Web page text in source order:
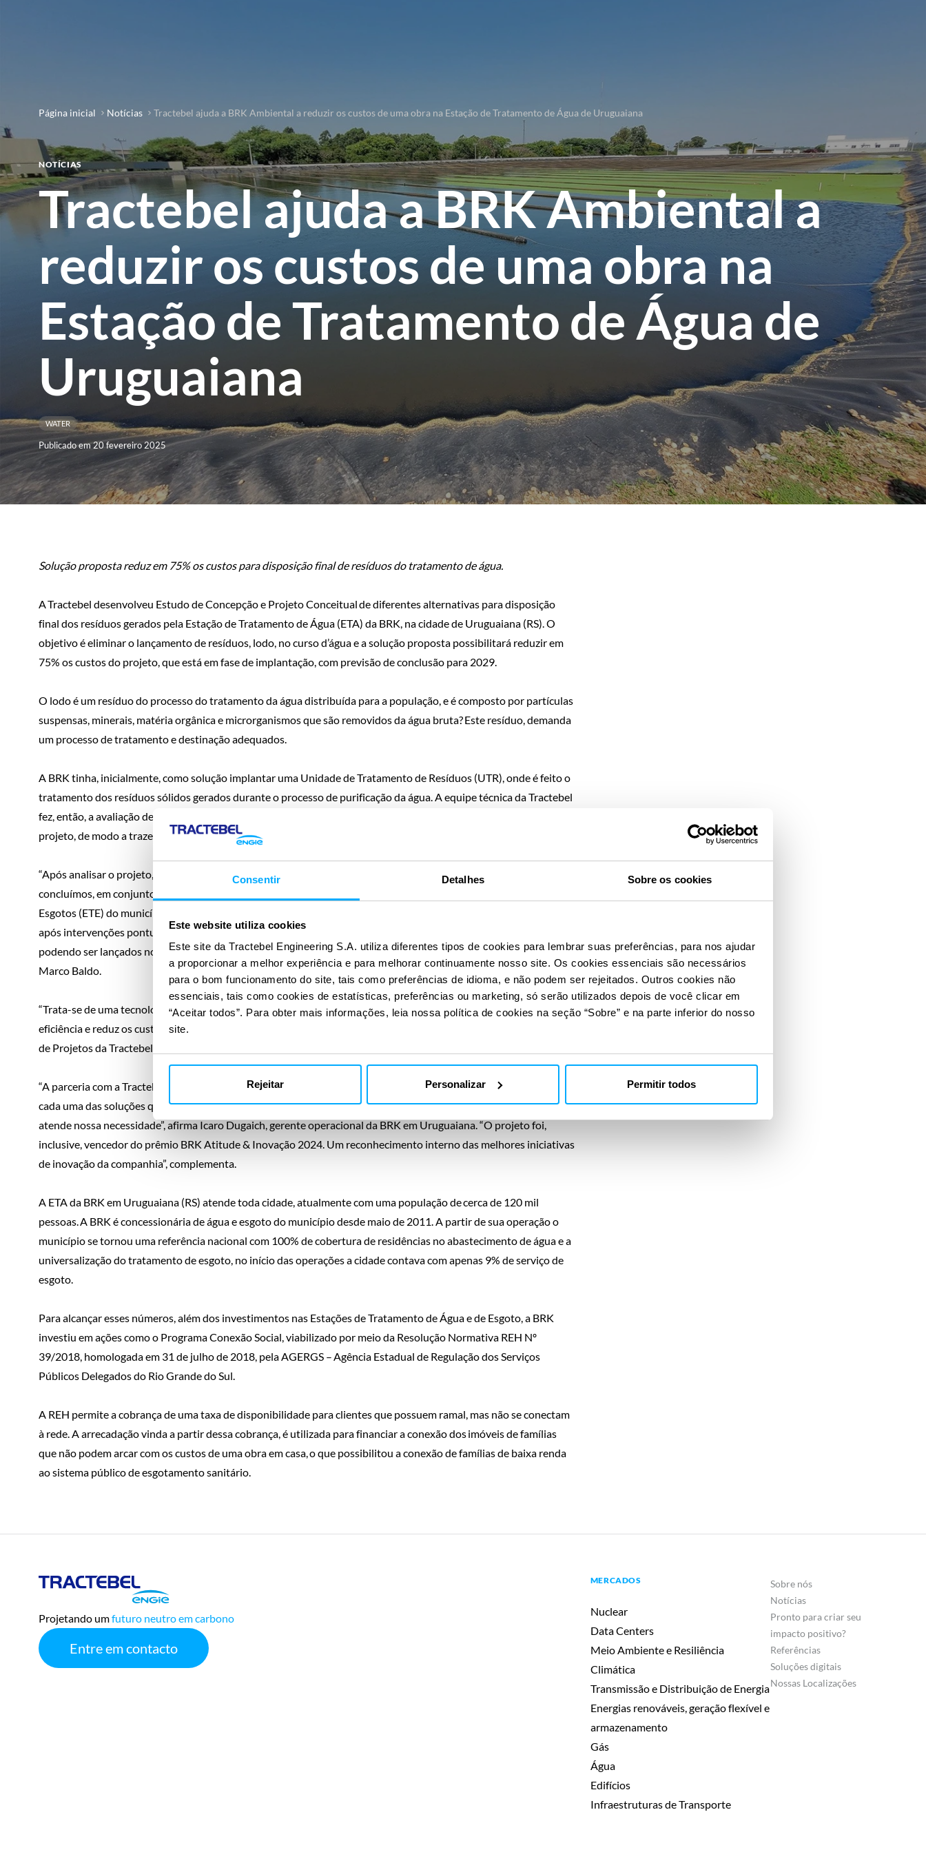
Consentir Detalhes Sobre os cookies
Este website utiliza cookies
Este site da Tractebel Engineering S.A. utiliza diferentes tipos de cookies para lembrar suas preferências, para nos ajudar
a proporcionar a melhor experiência e para melhorar continuamente nosso site. Os cookies essenciais são necessários
para o bom funcionamento do site, tais como preferências de idioma, e não podem ser rejeitados. Outros cookies não
essenciais, tais como cookies de estatísticas, preferências ou marketing, só serão utilizados depois de você clicar em
“Aceitar todos”. Para obter mais informações, leia nossa política de cookies na seção “Sobre” e na parte inferior do nosso
site.
Rejeitar Personalizar Permitir todos
Página inicial Notícias Tractebel ajuda a BRK Ambiental a reduzir os custos de uma obra na Estação de Tratamento de Água de Uruguaiana
NOTÍCIAS
Tractebel ajuda a BRK Ambiental a
reduzir os custos de uma obra na
Estação de Tratamento de Água de
Uruguaiana
WATER
Publicado em 20 fevereiro 2025
Solução proposta reduz em 75% os custos para disposição final de resíduos do tratamento de água.
A Tractebel desenvolveu Estudo de Concepção e Projeto Conceitual de diferentes alternativas para disposição
final dos resíduos gerados pela Estação de Tratamento de Água (ETA) da BRK, na cidade de Uruguaiana (RS). O
objetivo é eliminar o lançamento de resíduos, lodo, no curso d’água e a solução proposta possibilitará reduzir em
75% os custos do projeto, que está em fase de implantação, com previsão de conclusão para 2029.
O lodo é um resíduo do processo do tratamento da água distribuída para a população, e é composto por partículas
suspensas, minerais, matéria orgânica e microrganismos que são removidos da água bruta? Este resíduo, demanda
um processo de tratamento e destinação adequados.
A BRK tinha, inicialmente, como solução implantar uma Unidade de Tratamento de Resíduos (UTR), onde é feito o
tratamento dos resíduos sólidos gerados durante o processo de purificação da água. A equipe técnica da Tractebel
fez, então, a avaliação dessa alternativa, observando alguns pontos que poderiam ser reestudados e detalhando o
projeto, de modo a trazer uma melhor eficiência ao sistema.
“Após analisar o projeto, debater alternativas e conhecer outras soluções também propostas pela BRK,
concluímos, em conjunto, que seria mais prático e econômico levar o lodo da ETA para a Estação de Tratamento de
Esgotos (ETE) do município, também operada pela empresa, através do sistema existente de esgotos sanitário
após intervenções pontuais. Na ETE lodo juntamente com os esgotos sanitário passarão por tratamento adequado
podendo ser lançados no curso d’água”, explica o Gerente de Projetos e especialista em saneamento da Tractebel,
Marco Baldo.
“Trata-se de uma tecnologia pouco convencional para o tipo de aplicação proposto. Esta adequação melhora a
eficiência e reduz os custos de implantação ao utilizar um sistema já existente”, completa o engenheiro e Gerente
de Projetos da Tractebel, Alberto Mancini.
“A parceria com a Tractebel foi fundamental no detalhamento do projeto. Pudemos conhecer todas as variáveis de
cada uma das soluções que tínhamos como alternativas e avaliar, a partir da análise desenvolvida, a que melhor
atende nossa necessidade”, afirma Icaro Dugaich, gerente operacional da BRK em Uruguaiana. “O projeto foi,
inclusive, vencedor do prêmio BRK Atitude & Inovação 2024. Um reconhecimento interno das melhores iniciativas
de inovação da companhia”, complementa.
A ETA da BRK em Uruguaiana (RS) atende toda cidade, atualmente com uma população de cerca de 120 mil
pessoas. A BRK é concessionária de água e esgoto do município desde maio de 2011. A partir de sua operação o
município se tornou uma referência nacional com 100% de cobertura de residências no abastecimento de água e a
universalização do tratamento de esgoto, no início das operações a cidade contava com apenas 9% de serviço de
esgoto.
Para alcançar esses números, além dos investimentos nas Estações de Tratamento de Água e de Esgoto, a BRK
investiu em ações como o Programa Conexão Social, viabilizado por meio da Resolução Normativa REH Nº
39/2018, homologada em 31 de julho de 2018, pela AGERGS – Agência Estadual de Regulação dos Serviços
Públicos Delegados do Rio Grande do Sul.
A REH permite a cobrança de uma taxa de disponibilidade para clientes que possuem ramal, mas não se conectam
à rede. A arrecadação vinda a partir dessa cobrança, é utilizada para financiar a conexão dos imóveis de famílias
que não podem arcar com os custos de uma obra em casa, o que possibilitou a conexão de famílias de baixa renda
ao sistema público de esgotamento sanitário.
Engie
Projetando umfuturo neutro em carbono
Entre em contacto
MERCADOS
Nuclear
Data Centers
Meio Ambiente e Resiliência
Climática
Transmissão e Distribuição de Energia
Energias renováveis, geração flexível e
armazenamento
Gás
Água
Edifícios
Infraestruturas de Transporte
Sobre nós
Notícias
Pronto para criar seu
impacto positivo?
Referências
Soluções digitais
Nossas Localizações